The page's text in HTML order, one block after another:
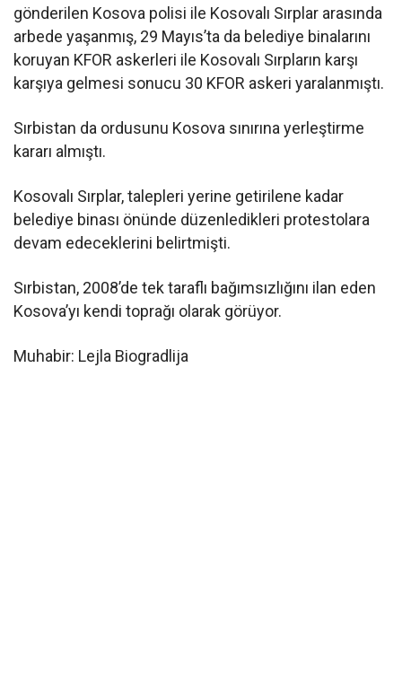
gönderilen Kosova polisi ile Kosovalı Sırplar arasında
arbede yaşanmış, 29 Mayıs’ta da belediye binalarını
koruyan KFOR askerleri ile Kosovalı Sırpların karşı
karşıya gelmesi sonucu 30 KFOR askeri yaralanmıştı.
Sırbistan da ordusunu Kosova sınırına yerleştirme
kararı almıştı.
Kosovalı Sırplar, talepleri yerine getirilene kadar
belediye binası önünde düzenledikleri protestolara
devam edeceklerini belirtmişti.
Sırbistan, 2008’de tek taraflı bağımsızlığını ilan eden
Kosova’yı kendi toprağı olarak görüyor.
Muhabir: Lejla Biogradlija